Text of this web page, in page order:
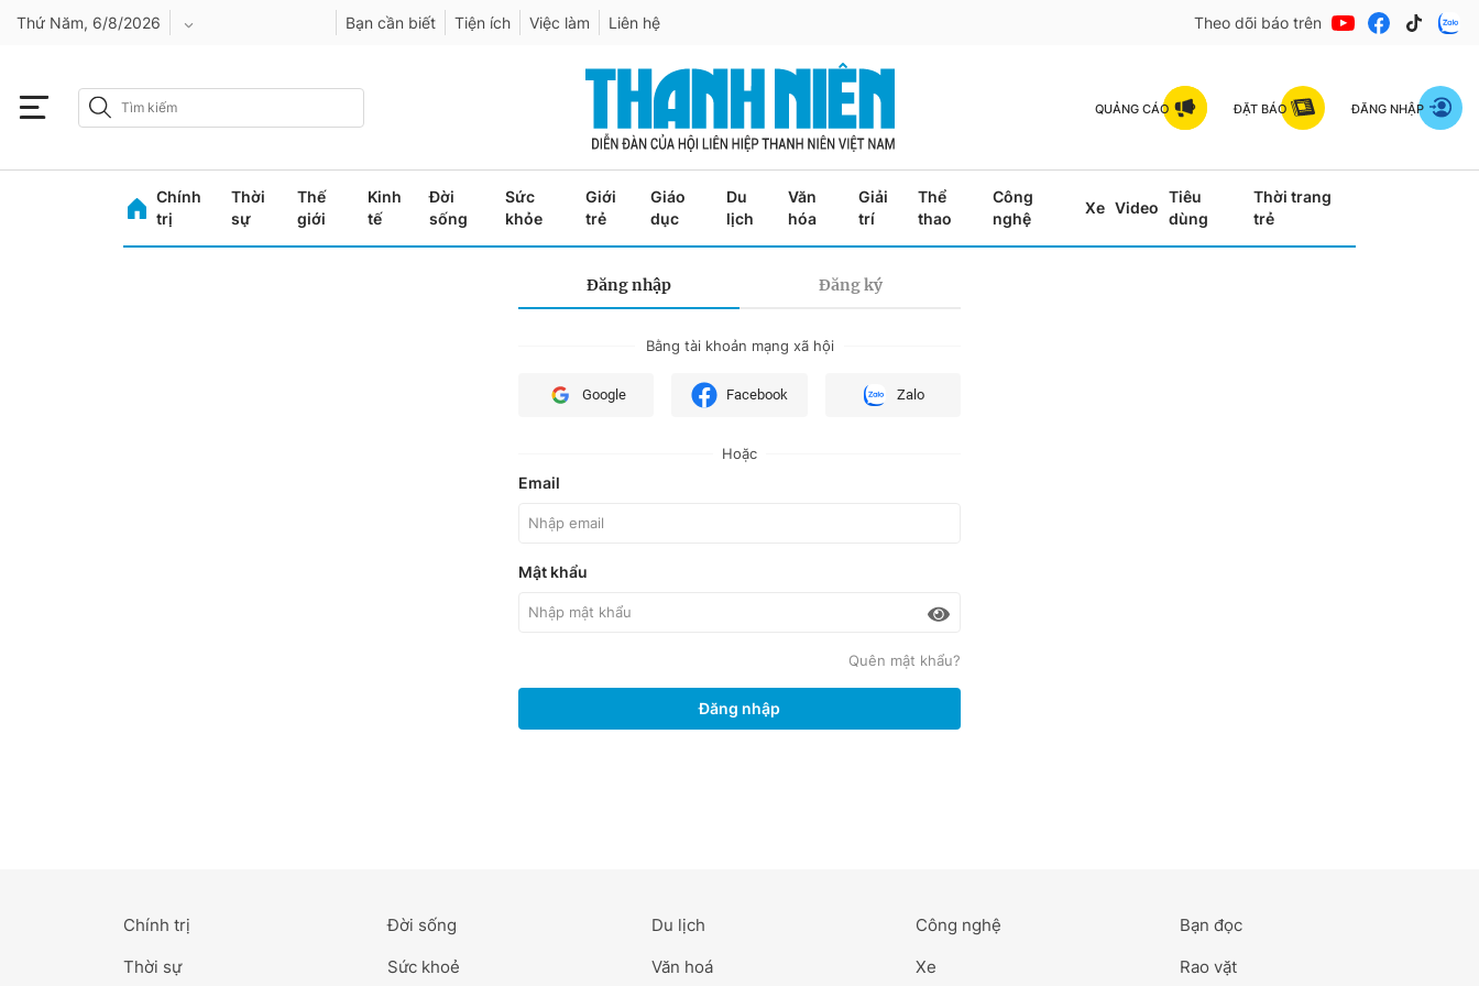
Thứ Năm, 6/8/2026
Bình Phước
Bạn cần biết Tiện ích Việc làm Liên hệ Theo dõi báo trên
QUẢNG CÁO ĐẶT BÁO ĐĂNG NHẬP
Chính
trị
Thời
sự
Thế
giới
Kinh
tế
Đời
sống
Sức
khỏe
Giới
trẻ
Giáo
dục
Du
lịch
Văn
hóa
Giải
trí
Thể
thao
Công
nghệ
Xe Video
Tiêu
dùng
Thời trang
trẻ
Đăng nhập Đăng ký
Bằng tài khoản mạng xã hội
Google Facebook Zalo
Hoặc
Email
Mật khẩu
Quên mật khẩu?
Đăng nhập
Chính trị
Thời sự
Đời sống
Sức khoẻ
Du lịch
Văn hoá
Công nghệ
Xe
Bạn đọc
Rao vặt